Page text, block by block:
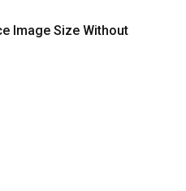
Image Size Without